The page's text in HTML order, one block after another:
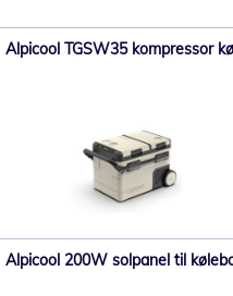
Alpicool TGSW35 kompressor
Alpicool 200W solpanel til